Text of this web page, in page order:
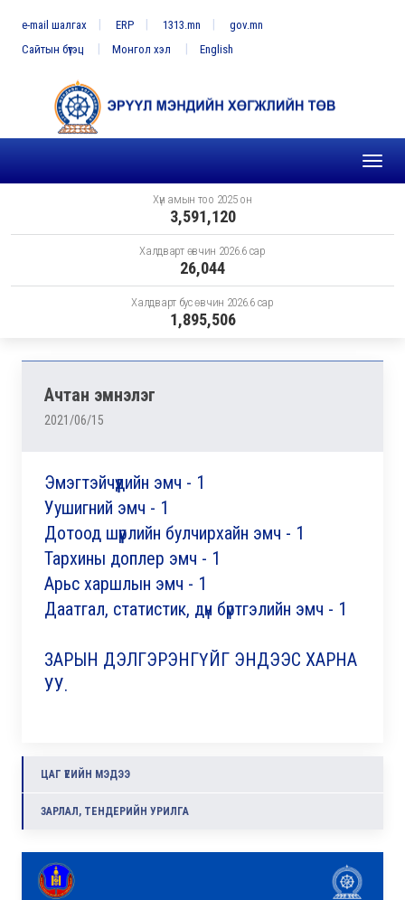
e-mail шалгах ERP 1313.mn
gov.mn
Сайтын бүтэц
Монгол хэл English
Toggle
Хүн амын тоо 2025 он
3,591,120
Халдварт өвчин 2026.6 сар
26,044
Халдварт бус өвчин 2026.6 сар
1,895,506
Ачтан эмнэлэг
2021/06/15
Эмэгтэйчүүдийн эмч - 1
Уушигний эмч - 1
Дотоод шүүрлийн булчирхайн эмч - 1
Тархины доплер эмч - 1
Арьс харшлын эмч - 1
Даатгал, статистик, дүн бүртгэлийн эмч - 1
ЗАРЫН ДЭЛГЭРЭНГҮЙГ ЭНДЭЭС ХАРНА
УУ.
ЦАГ ҮЕИЙН МЭДЭЭ
ЗАРЛАЛ, ТЕНДЕРИЙН УРИЛГА